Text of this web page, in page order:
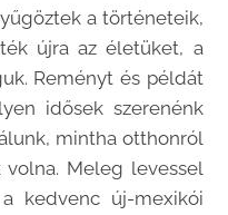
a történeteik,
újra az életüket, a
Reményt és példát
idősek szerenénk
mintha otthonról
Meleg levessel
kedvenc új-mexikói